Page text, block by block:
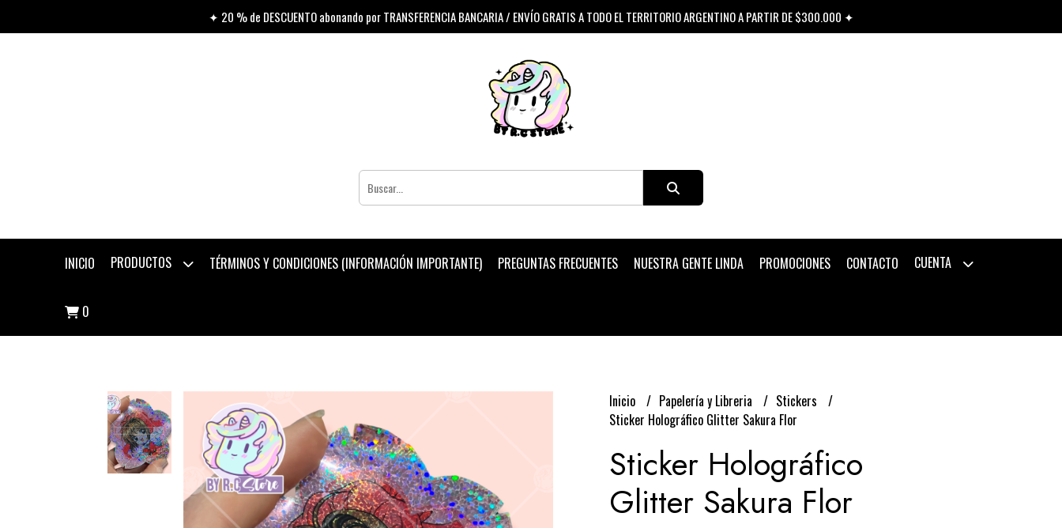
✦ 20 % de DESCUENTO abonando por TRANSFERENCIA BANCARIA / ENVÍO GRATIS A TODO EL TERRITORIO ARGENTINO A PARTIR DE $300.000 ✦
INICIO PRODUCTOS TÉRMINOS Y CONDICIONES (INFORMACIÓN IMPORTANTE) PREGUNTAS FRECUENTES NUESTRA GENTE LINDA PROMOCIONES CONTACTO CUENTA
0
Inicio Papelería y Libreria
Stickers
Sticker Holográfico Glitter Sakura Flor
Sticker Holográfico
Glitter Sakura Flor